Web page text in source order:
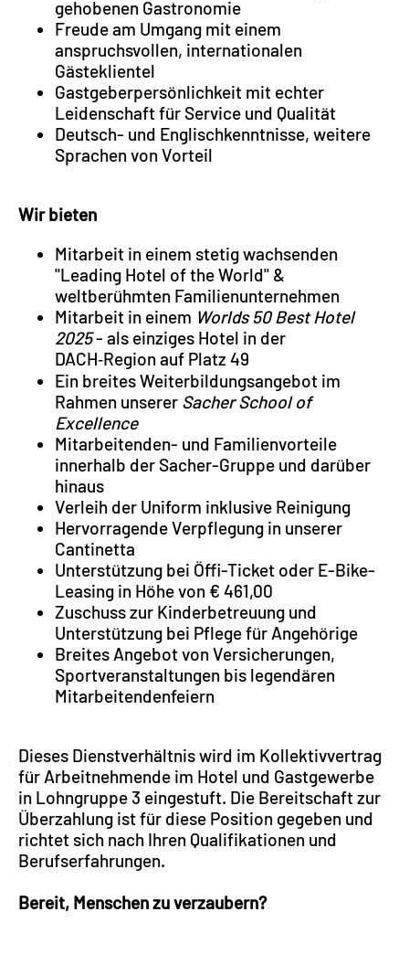
gehobenen Gastronomie
Freude am Umgang mit einem
anspruchsvollen, internationalen
Gästeklientel
Gastgeberpersönlichkeit mit echter
Leidenschaft für Service und Qualität
Deutsch- und Englischkenntnisse, weitere
Sprachen von Vorteil
Wir bieten
Mitarbeit in einem stetig wachsenden
"Leading Hotel of the World" &
weltberühmten Familienunternehmen
Mitarbeit in einem Worlds 50 Best Hotel
2025- als einziges Hotel in der
DACH‑Region auf Platz 49
Ein breites Weiterbildungsangebot im
Rahmen unserer Sacher School of
Excellence
Mitarbeitenden- und Familienvorteile
innerhalb der Sacher-Gruppe und darüber
hinaus
Verleih der Uniform inklusive Reinigung
Hervorragende Verpflegung in unserer
Cantinetta
Unterstützung bei Öffi-Ticket oder E-Bike-
Leasing in Höhe von € 461,00
Zuschuss zur Kinderbetreuung und
Unterstützung bei Pflege für Angehörige
Breites Angebot von Versicherungen,
Sportveranstaltungen bis legendären
Mitarbeitendenfeiern
Dieses Dienstverhältnis wird im Kollektivvertrag
für Arbeitnehmende im Hotel und Gastgewerbe
in Lohngruppe 3 eingestuft. Die Bereitschaft zur
Überzahlung ist für diese Position gegeben und
richtet sich nach Ihren Qualifikationen und
Berufserfahrungen.
Bereit, Menschen zu verzaubern?